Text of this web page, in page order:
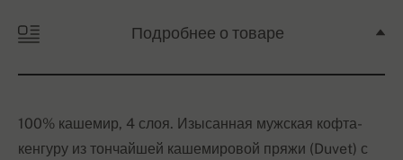
Подробнее о товаре
100% кашемир, 4 слоя. Изысанная мужская кофта-
кенгуру из тончайшей кашемировой пряжи (Duvet) с